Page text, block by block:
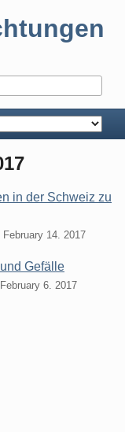
in der Schweiz zu
February 14. 2017
Gefälle
6. 2017